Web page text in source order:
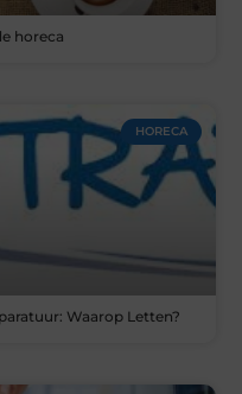
horeca
HORECA
Waarop Letten?